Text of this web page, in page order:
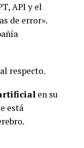
API y el
de error».
respecto.
en su
está